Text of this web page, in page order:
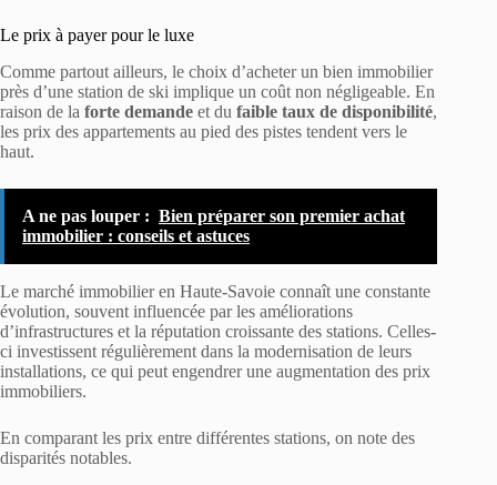
Le prix à payer pour le luxe
Comme partout ailleurs, le choix d’acheter un bien immobilier
près d’une station de ski implique un coût non négligeable. En
raison de la forte demande et du faible taux de disponibilité,
les prix des appartements au pied des pistes tendent vers le
haut.
A ne pas louper : Bien préparer son premier achat
immobilier : conseils et astuces
Le marché immobilier en Haute-Savoie connaît une constante
évolution, souvent influencée par les améliorations
d’infrastructures et la réputation croissante des stations. Celles-
ci investissent régulièrement dans la modernisation de leurs
installations, ce qui peut engendrer une augmentation des prix
immobiliers.
En comparant les prix entre différentes stations, on note des
disparités notables.